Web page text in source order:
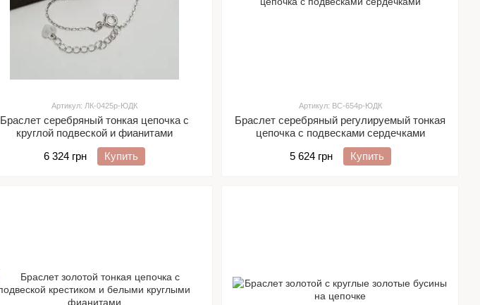
Артикул: ЛК-0425р-ЮДК
Браслет серебряный тонкая цепочка с
круглой подвеской и фианитами
6 324 грн
Купить
Артикул: ВС-654р-ЮДК
Браслет серебряный регулируемый тонкая
цепочка с подвесками сердечками
5 624 грн
Купить